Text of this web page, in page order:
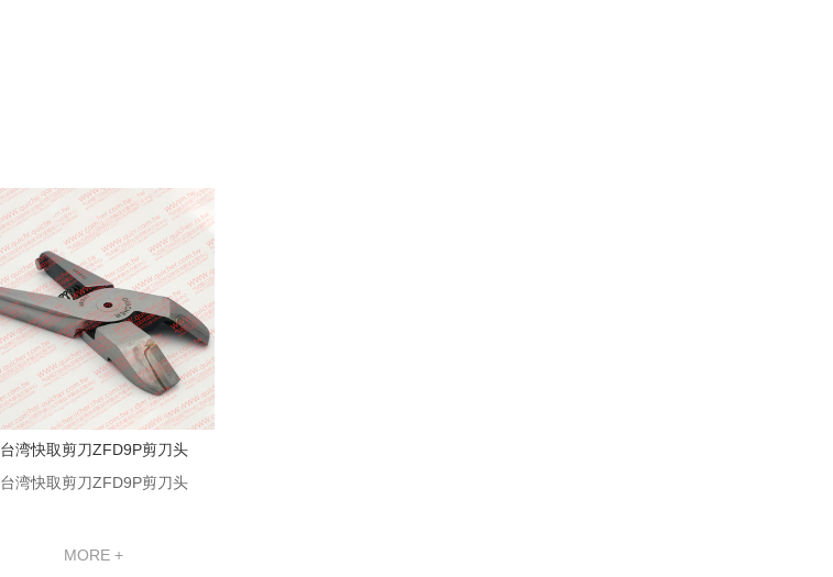
台湾快取剪刀ZFD9P剪刀头
台湾快取剪刀ZFD9P剪刀头
MORE +